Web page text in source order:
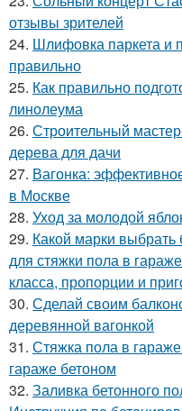
отзывы зрителей
24. Шлифовка паркета и
правильно
25. Как правильно
линолеума
26. Строительный
дерева для дачи
27. Вагонка:
в Москве
28. Уход за молодой
29. Какой марки выбрать
для стяжки пола в
класса, пропорции и
30. Сделай своим
деревянной вагонкой
31. Стяжка пола в
гараже бетоном
32. Заливка бетонного